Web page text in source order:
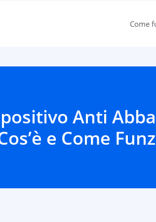
Come
Anti
e Come